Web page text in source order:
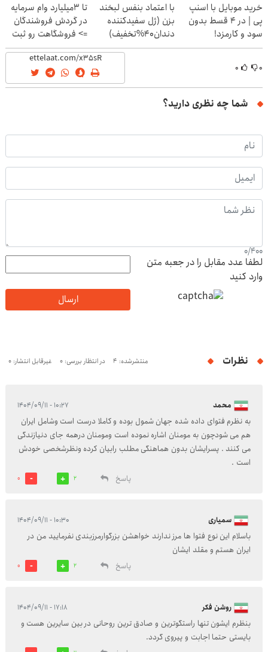
خرید موبایل با اسنپ
پی | در ۴ قسط بدون
سود و کارمزد!
با اعتماد بنفس لبخند
بزن (ژل سفیدکننده
دندان40%تخفیف)
تا 3میلیارد وام سرمایه
در گردش فروشندگان
=> فروشگاهت رو ثبت
کن
۰ ۰
شما چه نظری دارید؟
0/400
لطفا عدد مقابل را در جعبه متن
وارد کنید
ارسال
نظرات منتشرشده: 4 در انتظار بررسی: 0 غیرقابل انتشار: 0
محمد ۱۰:۲۷ - ۱۴۰۴/۰۹/۱۱
به نظرم فتوای داده شده جهان شمول بوده و کاملا درست است وشامل ایران
هم می شودچون به مومنان اشاره نموده است ومومنان درهمه جای دنیازندگی
می کنند . پسرایشان بدون هماهنگی مطلب رابیان کرده ونظرشخصی خودش
است .
پاسخ
2
0
سمیاری ۱۰:۳۰ - ۱۴۰۴/۰۹/۱۱
باسلام این نوع فتوا ها مرز ندارند خواهشن بزرگوارمرزبندی نفرمایید من در
ایران هستم و مقلد ایشان
پاسخ
2
0
روشن فکر ۱۷:۱۸ - ۱۴۰۴/۰۹/۱۱
بنظرم ایشون تنها راستگوترین و صادق ترین روحانی در بین سایرین هست و
بایستی حتما اجابت و پیروی گردد.